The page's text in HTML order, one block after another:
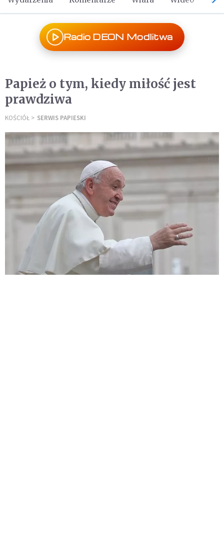
Radio DEON Modlitwa
Papież o tym, kiedy miłość jest
prawdziwa
KOŚCIÓŁ SERWIS PAPIESKI